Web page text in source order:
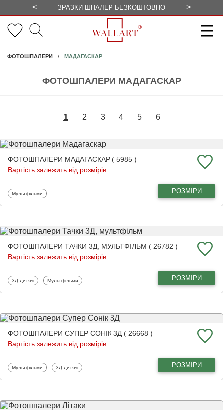
< ЗРАЗКИ ШПАЛЕР БЕЗКОШТОВНО >
ФОТОШПАЛЕРИ МАДАГАСКАР
ФОТОШПАЛЕРИ МАДАГАСКАР
1 2 3 4 5 6
ФОТОШПАЛЕРИ МАДАГАСКАР ( 5985 )
Вартість залежить від розмірів
Фотошпалери
Мультфільми РОЗМІРИ
ФОТОШПАЛЕРИ ТАЧКИ 3Д, МУЛЬТФІЛЬМ ( 26782 )
Вартість залежить від розмірів
Фотошпалери
3Д дитячі Фотошпалери
Мультфільми РОЗМІРИ
ФОТОШПАЛЕРИ СУПЕР СОНІК 3Д ( 26668 )
Вартість залежить від розмірів
Фотошпалери
Мультфільми Фотошпалери
3Д дитячі РОЗМІРИ